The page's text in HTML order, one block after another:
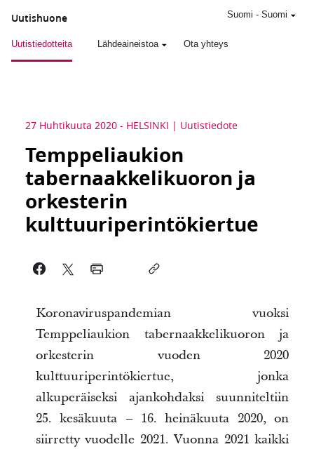
Uutishuone
Uutistiedotteita Lähdeaineistoa Ota yhteys
Suomi - Suomi
27 Huhtikuuta 2020 - HELSINKI Uutistiedote
Temppeliaukion
tabernaakkelikuoron ja
orkesterin
kulttuuriperintökiertue
Koronaviruspandemian vuoksi
Temppeliaukion tabernaakkelikuoron ja
orkesterin vuoden 2020
kulttuuriperintökiertue, jonka
alkuperäiseksi ajankohdaksi suunniteltiin
25. kesäkuuta – 16. heinäkuuta 2020, on
siirretty vuodelle 2021. Vuonna 2021 kaikki